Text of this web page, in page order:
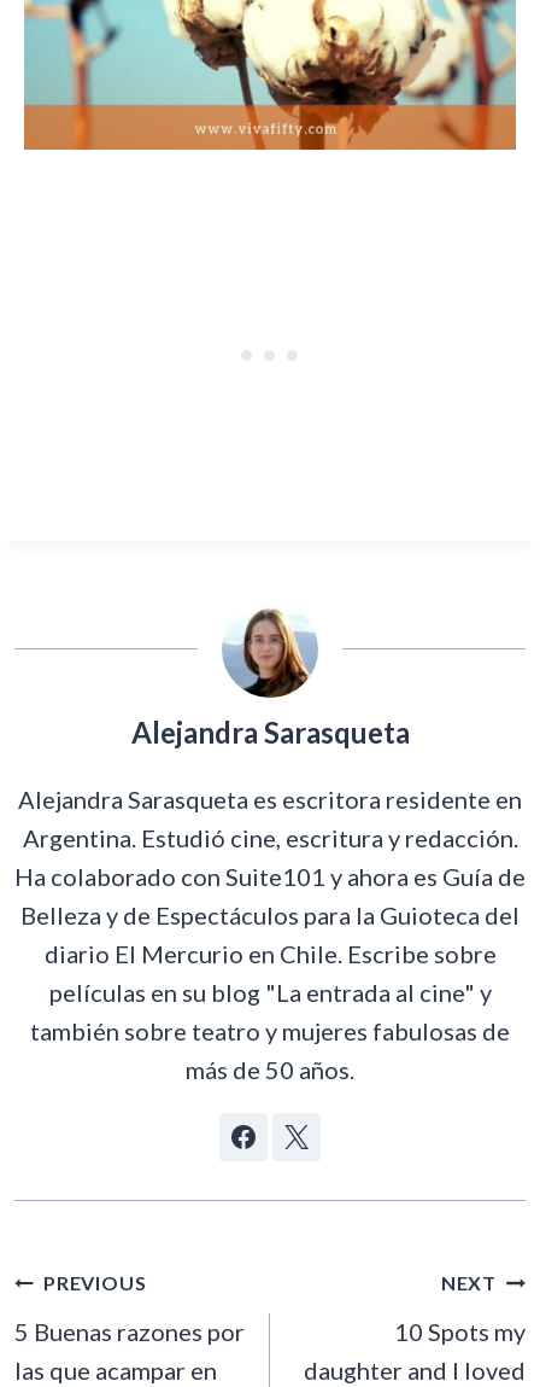
Alejandra Sarasqueta
Alejandra Sarasqueta es escritora residente en
Argentina. Estudió cine, escritura y redacción.
Ha colaborado con Suite101 y ahora es Guía de
Belleza y de Espectáculos para la Guioteca del
diario El Mercurio en Chile. Escribe sobre
películas en su blog "La entrada al cine" y
también sobre teatro y mujeres fabulosas de
más de 50 años.
POST
NAVIGATION
PREVIOUS
5 Buenas razones por
las que acampar en
NEXT
10 Spots my
daughter and I loved